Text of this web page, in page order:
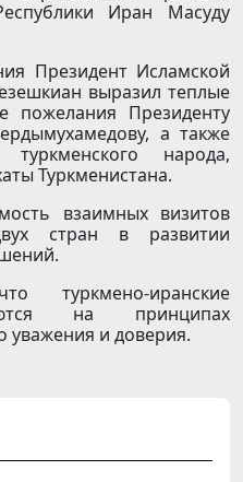
Иран Масуду
Президент Исламской
выразил теплые
пожелания Президенту
а также
народа,
Туркменистана.
взаимных визитов
стран в развитии
туркмено-иранские
на принципах
уважения и доверия.